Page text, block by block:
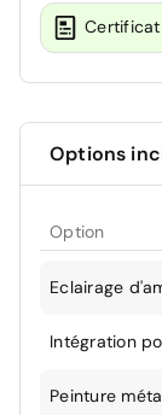
Options
Option
Eclairage
Intégration
Peinture